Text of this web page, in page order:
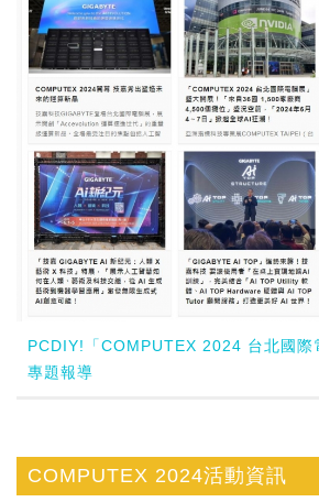
PCDIY!「COMPUTEX 2024 台北國際
專題報導
COMPUTEX 2024活動資訊